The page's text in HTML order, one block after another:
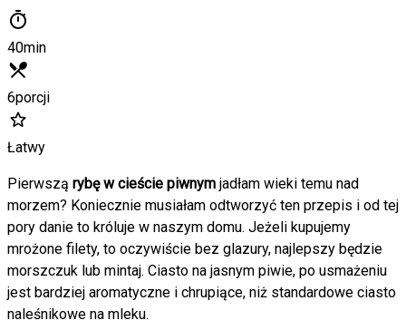
40min
6porcji
Łatwy
Pierwszą rybę w cieście piwnym jadłam wieki temu nad
morzem? Koniecznie musiałam odtworzyć ten przepis i od tej
pory danie to króluje w naszym domu. Jeżeli kupujemy
mrożone filety, to oczywiście bez glazury, najlepszy będzie
morszczuk lub mintaj. Ciasto na jasnym piwie, po usmażeniu
jest bardziej aromatyczne i chrupiące, niż standardowe ciasto
naleśnikowe na mleku.